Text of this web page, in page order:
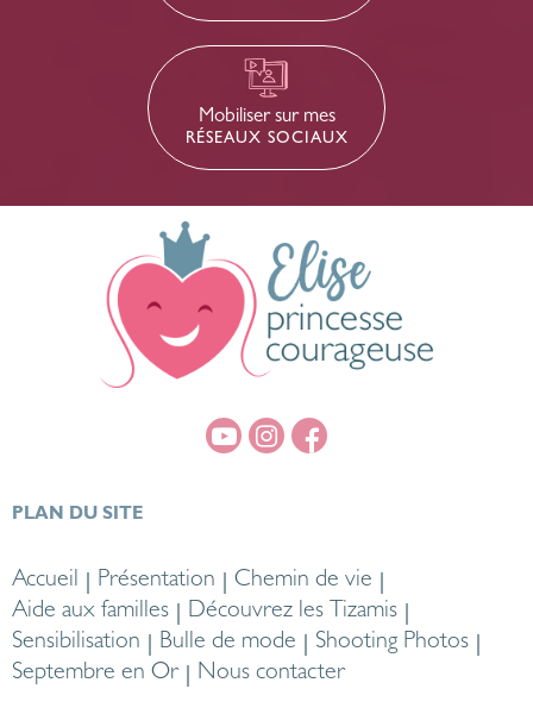
Mobiliser sur mes
RÉSEAUX SOCIAUX
PLAN DU SITE
Accueil Présentation
Chemin de vie
Aide aux familles
Découvrez les Tizamis
Sensibilisation
Bulle de mode
Shooting Photos
Septembre en Or
Nous contacter